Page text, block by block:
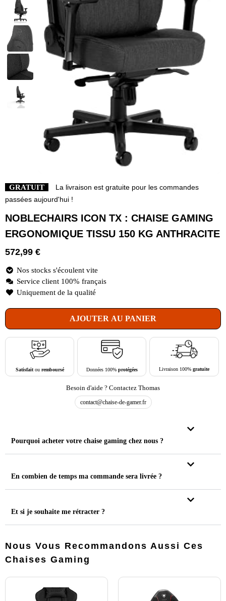
GRATUIT
La livraison est gratuite pour les commandes
passées aujourd'hui !
NOBLECHAIRS ICON TX : CHAISE GAMING
ERGONOMIQUE TISSU 150 KG ANTHRACITE
572,99 €
Nos stocks s'écoulent vite
Service client 100% français
Uniquement de la qualité
AJOUTER AU PANIER
Satisfaitou remboursé Données 100% protégées Livraison 100%gratuite
Besoin d'aide ? Contactez Thomas
contact@chaise-de-gamer.fr
Pourquoi acheter votre chaise gaming chez nous ?
En combien de temps ma commande sera livrée ?
Et si je souhaite me rétracter ?
Nous Vous Recommandons Aussi Ces
Chaises Gaming